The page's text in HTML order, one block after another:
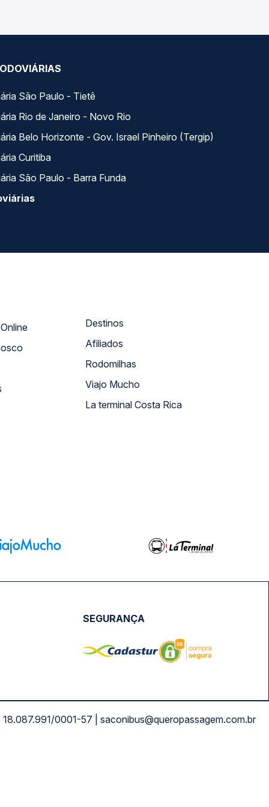
São Paulo - Tietê
Rio de Janeiro - Novo Rio
Belo Horizonte - Gov. Israel Pinheiro (Tergip)
Curitiba
São Paulo - Barra Funda
Atendimento Online
Destinos
Afiliados
Rodomilhas
Viajo Mucho
La terminal Costa Rica
SEGURANÇA
0001-57 | saconibus@queropassagem.com.br